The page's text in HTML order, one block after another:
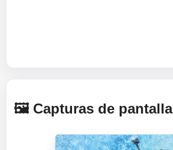
🖼️ Capturas de pantalla